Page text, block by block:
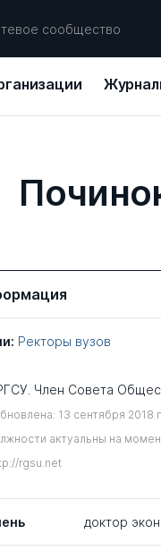
сообщество
Ректоры вузов
Член Совета
13 сентября 2018
актуальны на
rgsu.net
доктор